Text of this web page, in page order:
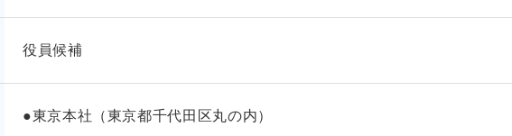
役員候補
●東京本社（東京都千代田区丸の内）